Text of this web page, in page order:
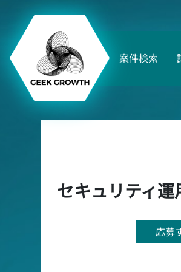
案件検索
セキュリティ
応募